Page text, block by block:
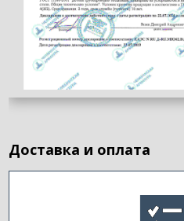
Доставка и оплата